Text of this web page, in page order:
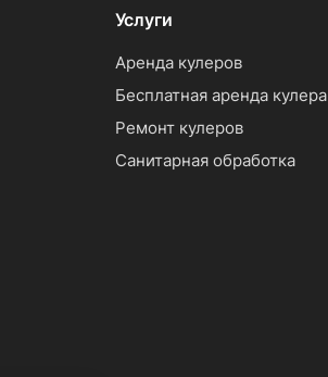
Услуги
Аренда кулеров
Бесплатная аренда кулера
Ремонт кулеров
Санитарная обработка